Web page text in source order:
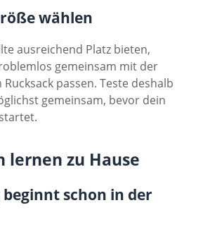
wählen
ausreichend Platz bieten,
gemeinsam mit der
passen. Teste deshalb
gemeinsam, bevor dein
lernen zu Hause
schon in der